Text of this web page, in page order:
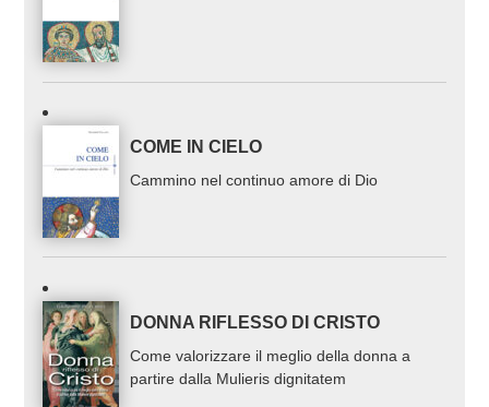
COME IN CIELO
Cammino nel continuo amore di Dio
DONNA RIFLESSO DI CRISTO
Come valorizzare il meglio della donna a
partire dalla Mulieris dignitatem